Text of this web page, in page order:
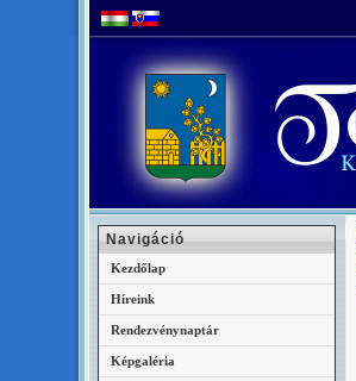
Navigáció
Kezdőlap
Híreink
Rendezvénynaptár
Képgaléria